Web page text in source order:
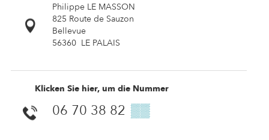
Philippe LE MASSON
825 Route de Sauzon
Bellevue
56360 LE PALAIS
Klicken Sie hier, um die Nummer
06 70 38 82 ▒▒